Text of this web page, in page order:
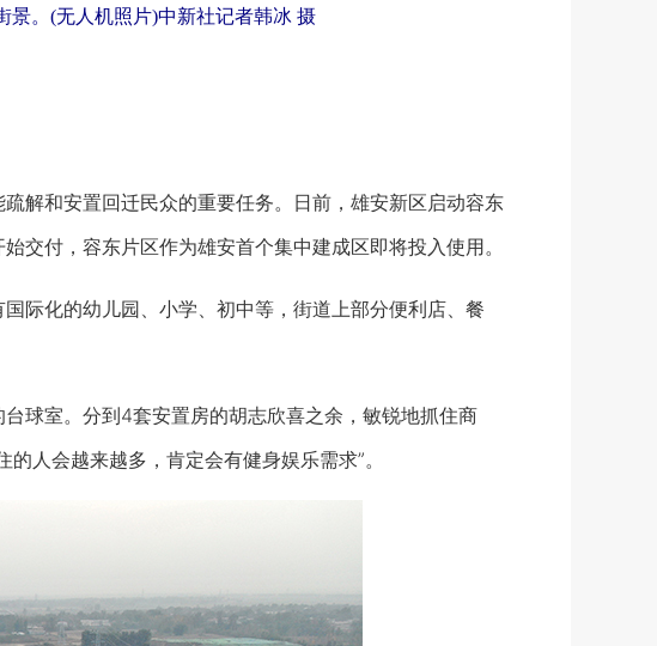
景。(无人机照片)中新社记者韩冰 摄
和安置回迁民众的重要任务。日前，雄安新区启动容东
交付，容东片区作为雄安首个集中建成区即将投入使用。
化的幼儿园、小学、初中等，街道上部分便利店、餐
室。分到4套安置房的胡志欣喜之余，敏锐地抓住商
人会越来越多，肯定会有健身娱乐需求”。